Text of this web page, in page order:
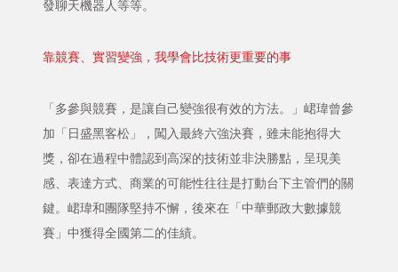
發聊天機器人等等。
靠競賽、實習變強，我學會比技術更重要的事
「多參與競賽，是讓自己變強很有效的方法。」峮瑋曾參
加「日盛黑客松」，闖入最終六強決賽，雖未能抱得大
獎，卻在過程中體認到高深的技術並非決勝點，呈現美
感、表達方式、商業的可能性往往是打動台下主管們的關
鍵。峮瑋和團隊堅持不懈，後來在「中華郵政大數據競
賽」中獲得全國第二的佳績。